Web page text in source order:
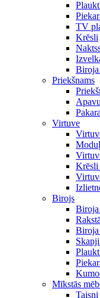
TV
Krēsli
Biroja
Priekšnams
Virtuve
Krēsli
Birojs
Biroja
Biroja
Mīkstās